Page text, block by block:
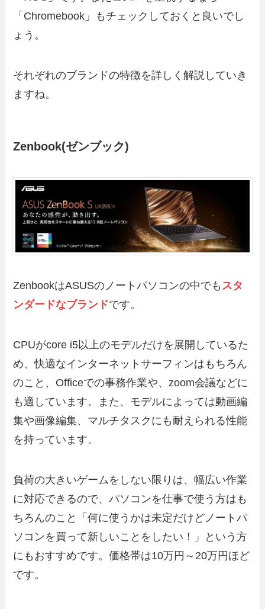
「Chromebook」もチェックしておくと良いでし
ょう。
それぞれのブランドの特徴を詳しく解説していき
ますね。
Zenbook(ゼンブック)
ZenbookはASUSのノートパソコンの中でも スタ
ンダードなブランドです。
CPUがcore i5以上のモデルだけを展開しているた
め、快適なインターネットサーフィンはもちろん
のこと、Officeでの事務作業や、zoom会議などに
も適しています。また、モデルによっては動画編
集や画像編集、マルチタスクにも耐えられる性能
を持っています。
負荷の大きいゲームをしない限りは、幅広い作業
に対応できるので、パソコンを仕事で使う方はも
ちろんのこと「何に使うかは未定だけどノートパ
ソコンを買って新しいことをしたい！」という方
にもおすすめです。価格帯は10万円～20万円ほど
です。